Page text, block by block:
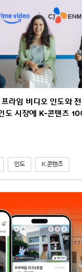
라임 비디오 인도와 전
도 시장에 K-콘텐츠
인도 K콘텐츠